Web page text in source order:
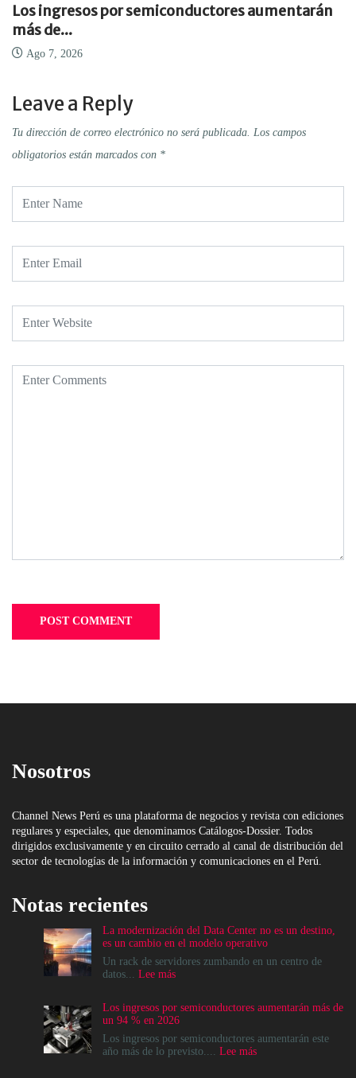
Los ingresos por semiconductores aumentarán
más de...
Ago 7, 2026
Leave a Reply
Tu dirección de correo electrónico no será publicada. Los campos
obligatorios están marcados con *
Nosotros
Channel News Perú es una plataforma de negocios y revista con ediciones
regulares y especiales, que denominamos Catálogos-Dossier. Todos
dirigidos exclusivamente y en circuito cerrado al canal de distribución del
sector de tecnologías de la información y comunicaciones en el Perú.
Notas recientes
La modernización del Data Center no es un destino,
es un cambio en el modelo operativo
Un rack de servidores zumbando en un centro de
datos... Lee más:
del
Data
Center
no
Los ingresos por semiconductores aumentarán más de
un 94 % en 2026
Los ingresos por semiconductores aumentarán este
año más de lo previsto.... Lee más: